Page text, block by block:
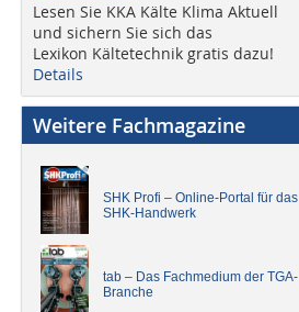
Lesen Sie KKA Kälte Klima Aktuell
und sichern Sie sich das
Lexikon Kältetechnik gratis dazu!
Details
Weitere Fachmagazine
SHK Profi – Online-Portal für das
SHK-Handwerk
tab – Das Fachmedium der TGA-
Branche